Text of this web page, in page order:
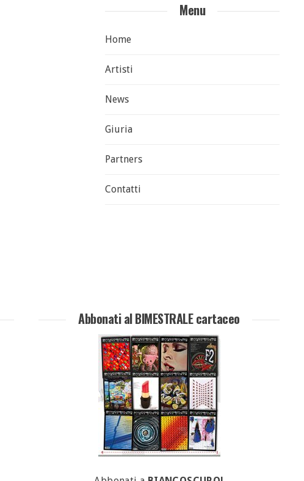
Menu
Home
Artisti
News
Giuria
Partners
Contatti
Abbonati al BIMESTRALE cartaceo